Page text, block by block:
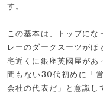
す。
この基本は、トップに
レーのダークスーツがほ
宅近くに銀座英國屋があ
間もない30代初めに「
会社の代表だ」と意識し